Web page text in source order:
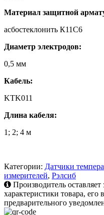
Материал защитной
асбостеклонить К11С6
Диаметр электродов:
0,5 мм
Кабель:
KTK011
Длина кабеля:
1; 2; 4 м
Категории: Датчики
измерителей, Рэлсиб
Производитель
характеристики товара,
предварительного